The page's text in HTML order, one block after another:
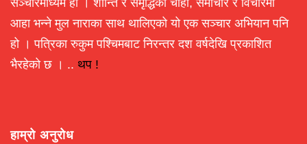
सञ्चारमाध्यम हो । शान्ति र समृद्धिको चाहा, समाचार र विचारमा
आहा भन्ने मुल नाराका साथ थालिएको यो एक सञ्चार अभियान पनि
हो । पत्रिका रुकुम पश्चिमबाट निरन्तर दश वर्षदेखि प्रकाशित
भैरहेको छ । .. थप !
हाम्रो अनुरोध